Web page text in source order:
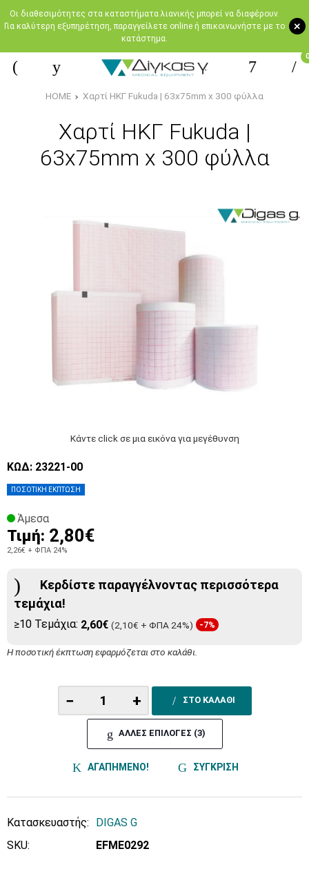
+
Oι διαθεσιμότητες στα καταστήματα λιανικής μπορεί να διαφέρουν.
Για καλύτερη εξυπηρέτηση, παραγγείλετε online ή επικοινωνήστε με το
κατάστημα.
0
HOME Χαρτί ΗΚΓ Fukuda | 63x75mm x 300 φύλλα
Χαρτί ΗΚΓ Fukuda |
63x75mm x 300 φύλλα
Κάντε click σε μια εικόνα για μεγέθυνση
ΠΟΣΟΤΙΚΗ ΕΚΠΤΩΣΗ
ΚΩΔ: 23221-00
Άμεσα
Τιμή: 2,80€
2,26€ + ΦΠΑ 24%
Κερδίστε παραγγέλνοντας περισσότερα
τεμάχια!
≥10 Τεμάχια: 2,60€ (2,10€ + ΦΠΑ 24%) -7%
Η ποσοτική έκπτωση εφαρμόζεται στο καλάθι.
− + ΣΤΟ ΚΑΛΑΘΙ
ΑΛΛΕΣ ΕΠΙΛΟΓΕΣ (3)
ΑΓΑΠΗΜΕΝΟ! ΣΥΓΚΡΙΣΗ
Κατασκευαστής:
DIGAS G
SKU:
EFME0292